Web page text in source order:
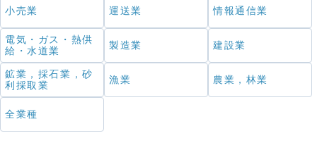
小売業 運送業 情報通信業
電気・ガス・熱供
給・水道業
製造業 建設業
鉱業，採石業，砂
利採取業
漁業 農業，林業
全業種